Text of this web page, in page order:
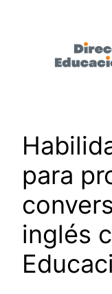
para
inglés